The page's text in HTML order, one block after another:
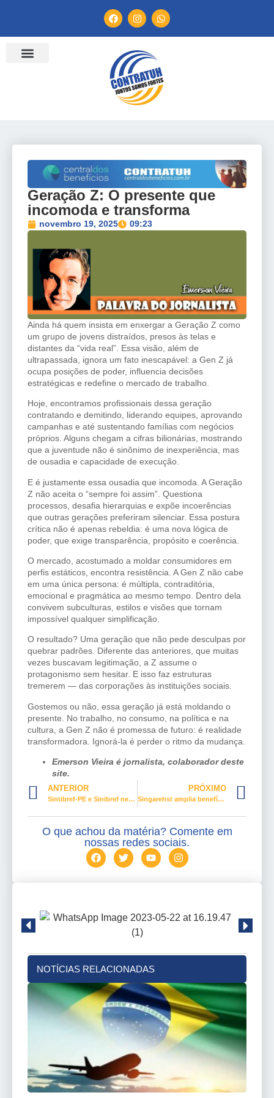
Geração Z: O presente que
incomoda e transforma
novembro 19, 2025 09:23
Ainda há quem insista em enxergar a Geração Z como
um grupo de jovens distraídos, presos às telas e
distantes da “vida real”. Essa visão, além de
ultrapassada, ignora um fato inescapável: a Gen Z já
ocupa posições de poder, influencia decisões
estratégicas e redefine o mercado de trabalho.
Hoje, encontramos profissionais dessa geração
contratando e demitindo, liderando equipes, aprovando
campanhas e até sustentando famílias com negócios
próprios. Alguns chegam a cifras bilionárias, mostrando
que a juventude não é sinônimo de inexperiência, mas
de ousadia e capacidade de execução.
E é justamente essa ousadia que incomoda. A Geração
Z não aceita o “sempre foi assim”. Questiona
processos, desafia hierarquias e expõe incoerências
que outras gerações preferiram silenciar. Essa postura
crítica não é apenas rebeldia: é uma nova lógica de
poder, que exige transparência, propósito e coerência.
O mercado, acostumado a moldar consumidores em
perfis estáticos, encontra resistência. A Gen Z não cabe
em uma única persona: é múltipla, contraditória,
emocional e pragmática ao mesmo tempo. Dentro dela
convivem subculturas, estilos e visões que tornam
impossível qualquer simplificação.
O resultado? Uma geração que não pede desculpas por
quebrar padrões. Diferente das anteriores, que muitas
vezes buscavam legitimação, a Z assume o
protagonismo sem hesitar. E isso faz estruturas
tremerem — das corporações às instituições sociais.
Gostemos ou não, essa geração já está moldando o
presente. No trabalho, no consumo, na política e na
cultura, a Gen Z não é promessa de futuro: é realidade
transformadora. Ignorá-la é perder o ritmo da mudança.
Emerson Vieira é jornalista, colaborador deste
site.
ANTERIOR
Sintibref-PE e Sinibref negociam a Convenção Coletiva 2026/2027
PRÓXIMO
Singarehst amplia benefícios: lazer gratuito e plano odontológico
O que achou da matéria? Comente em
nossas redes sociais.
NOTÍCIAS RELACIONADAS